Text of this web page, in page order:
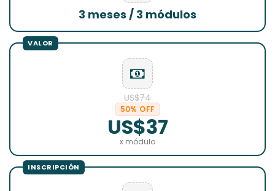
3 meses / 3 módulos
US$74
50% OFF
US$37
x módulo